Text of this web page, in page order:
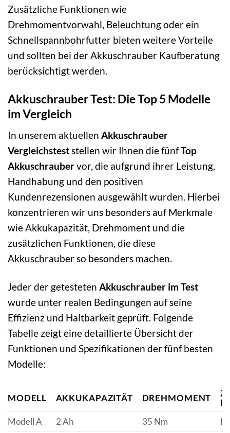
Zusätzliche Funktionen wie
Drehmomentvorwahl, Beleuchtung oder ein
Schnellspannbohrfutter bieten weitere Vorteile
und sollten bei der Akkuschrauber Kaufberatung
berücksichtigt werden.
Akkuschrauber Test: Die Top 5 Modelle
im Vergleich
In unserem aktuellen Akkuschrauber
Vergleichsteststellen wir Ihnen die fünfTop
Akkuschraubervor, die aufgrund ihrer Leistung,
Handhabung und den positiven
Kundenrezensionen ausgewählt wurden. Hierbei
konzentrieren wir uns besonders auf Merkmale
wie Akkukapazität, Drehmoment und die
zusätzlichen Funktionen, die diese
Akkuschrauber so besonders machen.
Jeder der getesteten Akkuschrauber im Test
wurde unter realen Bedingungen auf seine
Effizienz und Haltbarkeit geprüft. Folgende
Tabelle zeigt eine detaillierte Übersicht der
Funktionen und Spezifikationen der fünf besten
Modelle:
MODELL AKKUKAPAZITÄT DREHMOMENT
Modell A
2 Ah 35 Nm